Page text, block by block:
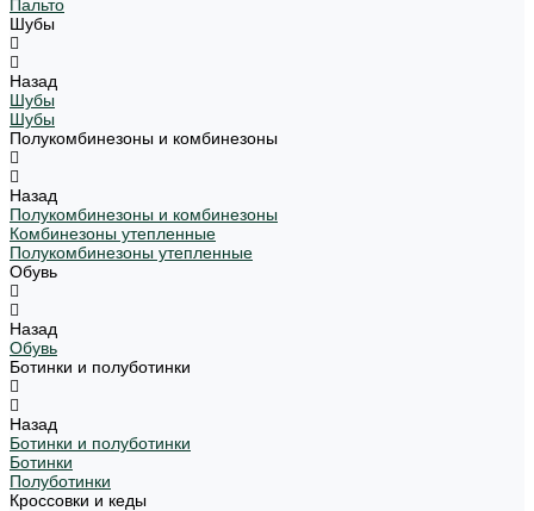
Пальто
Шубы
Назад
Шубы
Шубы
Полукомбинезоны и комбинезоны
Назад
Полукомбинезоны и комбинезоны
Комбинезоны утепленные
Полукомбинезоны утепленные
Обувь
Назад
Обувь
Ботинки и полуботинки
Назад
Ботинки и полуботинки
Ботинки
Полуботинки
Кроссовки и кеды